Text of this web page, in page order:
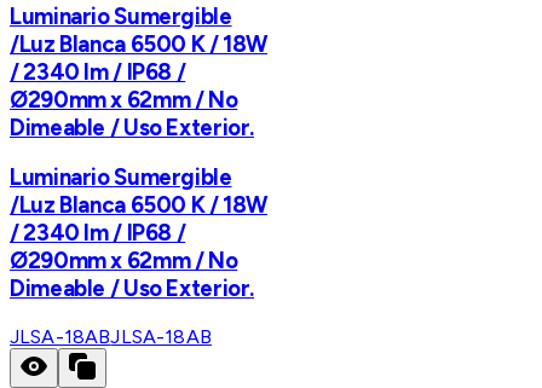
Luminario Sumergible
/Luz Blanca 6500 K / 18W
/ 2340 lm / IP68 /
Ø290mm x 62mm / No
Dimeable / Uso Exterior.
Luminario Sumergible
/Luz Blanca 6500 K / 18W
/ 2340 lm / IP68 /
Ø290mm x 62mm / No
Dimeable / Uso Exterior.
JLSA-18ABJLSA-18AB